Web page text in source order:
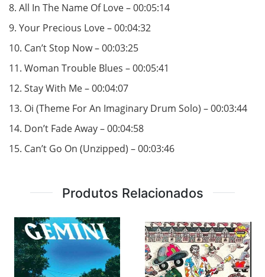
8. All In The Name Of Love – 00:05:14
9. Your Precious Love – 00:04:32
10. Can’t Stop Now – 00:03:25
11. Woman Trouble Blues – 00:05:41
12. Stay With Me – 00:04:07
13. Oi (Theme For An Imaginary Drum Solo) – 00:03:44
14. Don’t Fade Away – 00:04:58
15. Can’t Go On (Unzipped) – 00:03:46
Produtos Relacionados